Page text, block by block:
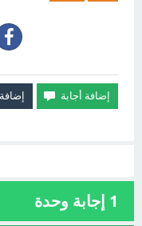
1 إجابة وحدة